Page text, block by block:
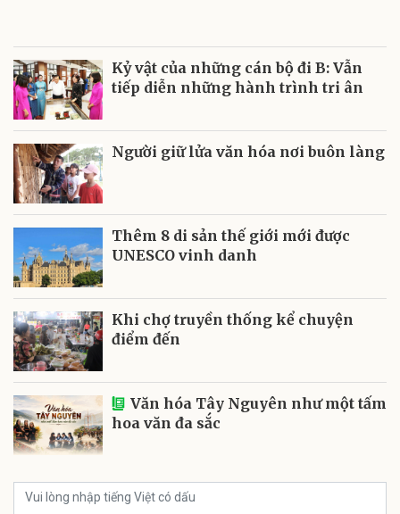
Kỷ vật của những cán bộ đi B: Vẫn
tiếp diễn những hành trình tri ân
Người giữ lửa văn hóa nơi buôn làng
Thêm 8 di sản thế giới mới được
UNESCO vinh danh
Khi chợ truyền thống kể chuyện
điểm đến
Văn hóa Tây Nguyên như một tấm
hoa văn đa sắc